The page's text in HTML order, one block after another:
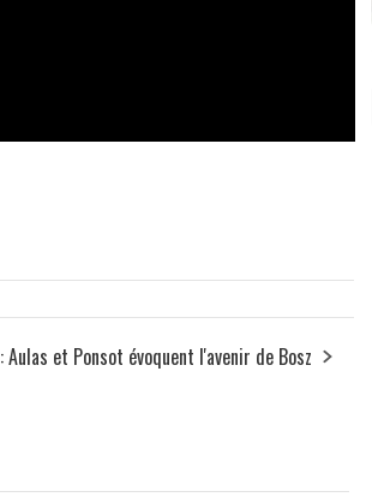
Aulas et Ponsot évoquent l'avenir de Bosz